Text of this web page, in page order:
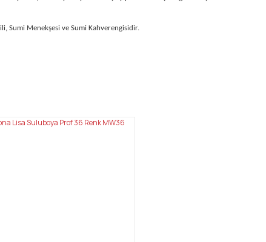
Sumi Menekşesi ve Sumi Kahverengisidir.
iletebilirsiniz.